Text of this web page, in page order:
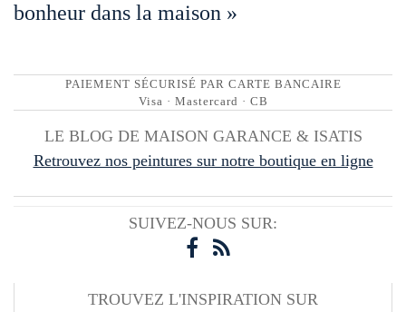
bonheur dans la maison »
PAIEMENT SÉCURISÉ PAR CARTE BANCAIRE
Visa · Mastercard · CB
LE BLOG DE MAISON GARANCE & ISATIS
Retrouvez nos peintures sur notre boutique en ligne
SUIVEZ-NOUS SUR:
TROUVEZ L'INSPIRATION SUR